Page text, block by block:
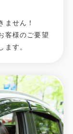
ません！
客様のご要望
ます。